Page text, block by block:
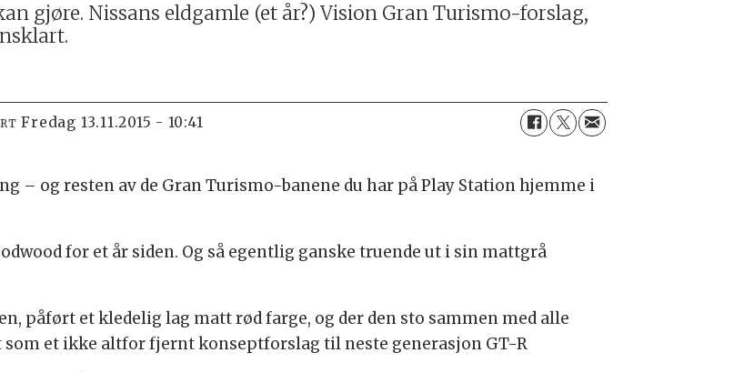
gjøre. Nissans eldgamle (et år?) Vision Gran Turismo-forslag,
fredag 13.11.2015 - 10:41
– og resten av de Gran Turismo-banene du har på Play Station hjemme i
for et år siden. Og så egentlig ganske truende ut i sin mattgrå
påført et kledelig lag matt rød farge, og der den sto sammen med alle
et ikke altfor fjernt konseptforslag til neste generasjon GT-R